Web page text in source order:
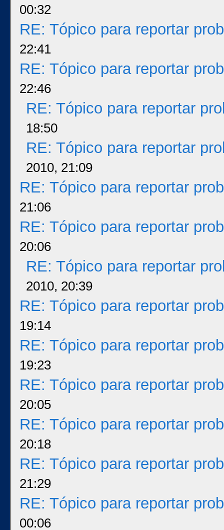
00:32
RE: Tópico para reportar
22:41
RE: Tópico para reportar
22:46
RE: Tópico para reportar
18:50
RE: Tópico para reportar
2010, 21:09
RE: Tópico para reportar
21:06
RE: Tópico para reportar
20:06
RE: Tópico para reportar
2010, 20:39
RE: Tópico para reportar
19:14
RE: Tópico para reportar
19:23
RE: Tópico para reportar
20:05
RE: Tópico para reportar
20:18
RE: Tópico para reportar
21:29
RE: Tópico para reportar
00:06